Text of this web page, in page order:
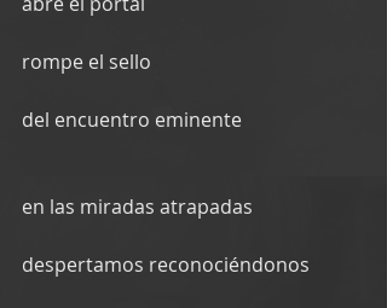
rompe el sello
del encuentro eminente
en las miradas atrapadas
despertamos reconociéndonos